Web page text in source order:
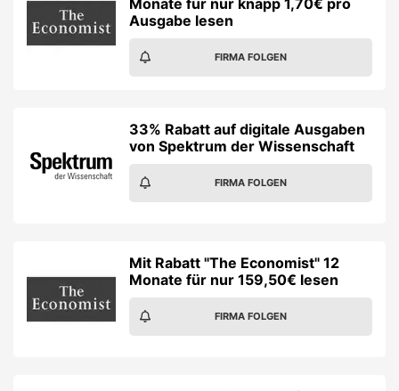
Monate für nur knapp 1,70€ pro
Ausgabe lesen
FIRMA FOLGEN
33% Rabatt auf digitale Ausgaben
von Spektrum der Wissenschaft
FIRMA FOLGEN
Mit Rabatt "The Economist" 12
Monate für nur 159,50€ lesen
FIRMA FOLGEN